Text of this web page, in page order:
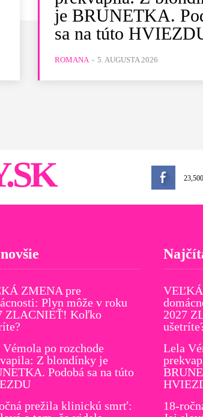
je BRUNETKA.
sa na túto
ROMANA - 5. AUGUSTA 2026
23,500
ZMENA pre
Plyn môže v roku
ZLACNIEŤ! Koľko
po rozchode
Z blondínky je
Podobá sa na túto
prežila klinickú smrť:
2027
Lela
18-